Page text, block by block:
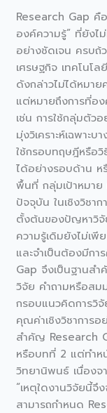
Research Gap คื
องค์ความรู้” ที่ยังไ
อย่างชัดเจน ครบ
เศรษฐกิจ เทคโนโ
ดังกล่าวไม่ได้หมาย
แต่หมายถึงการที่อ
เช่น การใช้กลุ่มตัว
มุ่งวิเคราะห์เฉพาะ
ใช้กรอบทฤษฎีหรือ
ได้อย่างรอบด้าน ห
พื้นที่ กลุ่มเป้าหมาย
ปัจจุบัน ในเชิงวิชา
ตั้งต้นของปัญหาวิจั
ความรู้เดิมยังไม่เ
และจำเป็นต้องมีก
Gap จึงเป็นฐานส
วิจัย คำถามหรือส
กรอบแนวคิดการวิ
คุณค่าเชิงวิชาการ
สำคัญ Research
หรือบทที่ 2 แต่ทำห
วิทยานิพนธ์ เนื่องจ
“เหตุใดงานวิจัยนี้จึ
สามารถกำหนด
หา
ยัง
ไง
ไม่
ให้
หลง
ทาง